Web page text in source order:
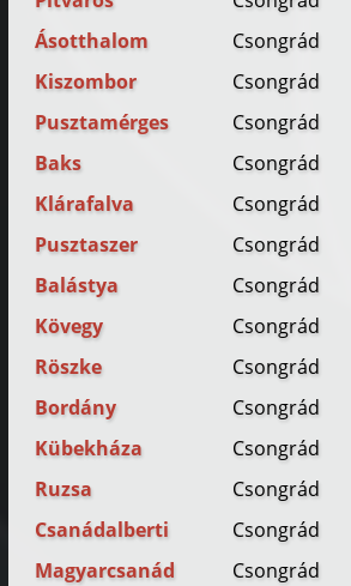
Ásotthalom
Csongrád
Kiszombor
Csongrád
Pusztamérges
Csongrád
Baks
Csongrád
Klárafalva
Csongrád
Pusztaszer
Csongrád
Balástya
Csongrád
Kövegy
Csongrád
Röszke
Csongrád
Bordány
Csongrád
Kübekháza
Csongrád
Ruzsa
Csongrád
Csanádalberti
Csongrád
Magyarcsanád
Csongrád